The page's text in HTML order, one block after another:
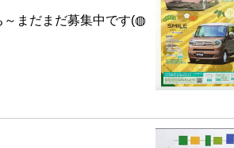
～まだまだ募集中です(◍